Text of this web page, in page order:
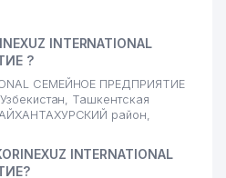
INTERNATIONAL
?
СЕМЕЙНОЕ ПРЕДПРИЯТИЕ
Ташкентская
район,
INTERNATIONAL